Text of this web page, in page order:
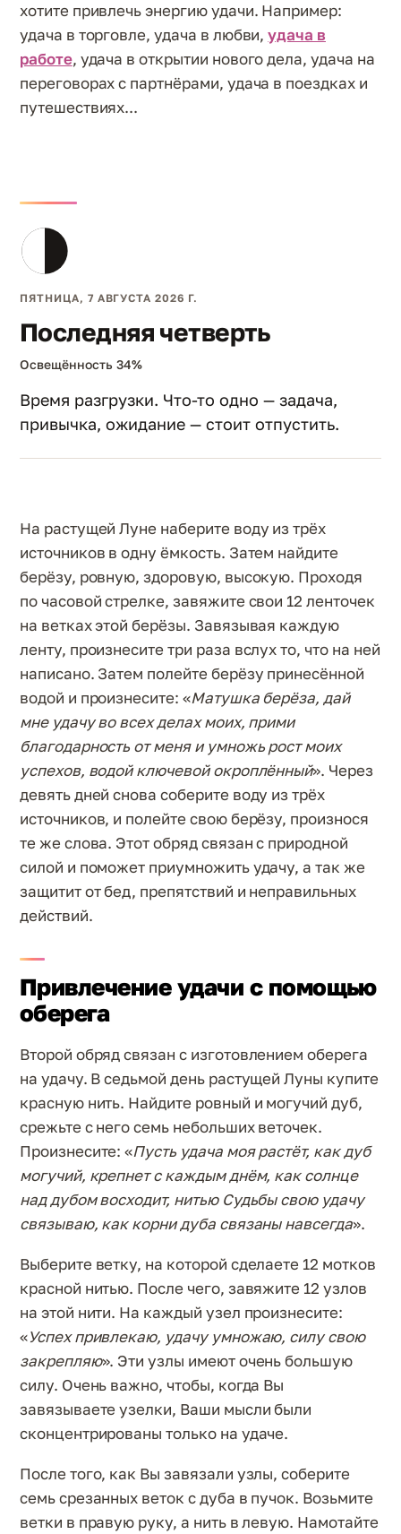
хотите привлечь энергию удачи. Например:
удача в торговле, удача в любви,удача в
работе, удача в открытии нового дела, удача на
переговорах с партнёрами, удача в поездках и
путешествиях...
ПЯТНИЦА, 7 АВГУСТА 2026 Г.
Последняя четверть
Освещённость 34%
Время разгрузки. Что-то одно — задача,
привычка, ожидание — стоит отпустить.
На растущей Луне наберите воду из трёх
источников в одну ёмкость. Затем найдите
берёзу, ровную, здоровую, высокую. Проходя
по часовой стрелке, завяжите свои 12 ленточек
на ветках этой берёзы. Завязывая каждую
ленту, произнесите три раза вслух то, что на ней
написано. Затем полейте берёзу принесённой
водой и произнесите: «Матушка берёза, дай
мне удачу во всех делах моих, прими
благодарность от меня и умножь рост моих
успехов, водой ключевой окроплённый». Через
девять дней снова соберите воду из трёх
источников, и полейте свою берёзу, произнося
те же слова. Этот обряд связан с природной
силой и поможет приумножить удачу, а так же
защитит от бед, препятствий и неправильных
действий.
Привлечение удачи с помощью
оберега
Второй обряд связан с изготовлением оберега
на удачу. В седьмой день растущей Луны купите
красную нить. Найдите ровный и могучий дуб,
срежьте с него семь небольших веточек.
Произнесите: «Пусть удача моя растёт, как дуб
могучий, крепнет с каждым днём, как солнце
над дубом восходит, нитью Судьбы свою удачу
связываю, как корни дуба связаны навсегда».
Выберите ветку, на которой сделаете 12 мотков
красной нитью. После чего, завяжите 12 узлов
на этой нити. На каждый узел произнесите:
«Успех привлекаю, удачу умножаю, силу свою
закрепляю». Эти узлы имеют очень большую
силу. Очень важно, чтобы, когда Вы
завязываете узелки, Ваши мысли были
сконцентрированы только на удаче.
После того, как Вы завязали узлы, соберите
семь срезанных веток с дуба в пучок. Возьмите
ветки в правую руку, а нить в левую. Намотайте